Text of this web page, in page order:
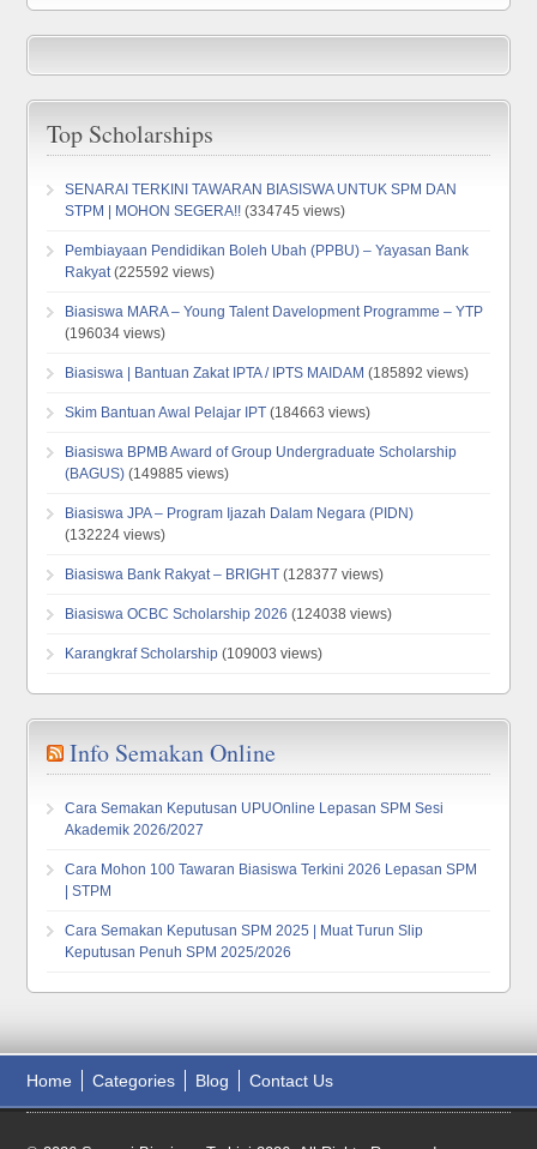
Top Scholarships
SENARAI TERKINI TAWARAN BIASISWA UNTUK SPM DAN
STPM | MOHON SEGERA!! (334745 views)
Pembiayaan Pendidikan Boleh Ubah (PPBU) – Yayasan Bank
Rakyat(225592 views)
Biasiswa MARA – Young Talent Davelopment Programme – YTP
(196034 views)
Biasiswa | Bantuan Zakat IPTA / IPTS MAIDAM (185892 views)
Skim Bantuan Awal Pelajar IPT (184663 views)
Biasiswa BPMB Award of Group Undergraduate Scholarship
(BAGUS) (149885 views)
Biasiswa JPA – Program Ijazah Dalam Negara (PIDN)
(132224 views)
Biasiswa Bank Rakyat – BRIGHT (128377 views)
Biasiswa OCBC Scholarship 2026 (124038 views)
Karangkraf Scholarship (109003 views)
Info Semakan Online
Cara Semakan Keputusan UPUOnline Lepasan SPM Sesi
Akademik 2026/2027
Cara Mohon 100 Tawaran Biasiswa Terkini 2026 Lepasan SPM
| STPM
Cara Semakan Keputusan SPM 2025 | Muat Turun Slip
Keputusan Penuh SPM 2025/2026
Home Categories Blog Contact Us